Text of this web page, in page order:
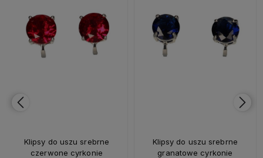
Klipsy do uszu srebrne
czerwone cyrkonie
Klipsy do uszu srebrne
granatowe cyrkonie